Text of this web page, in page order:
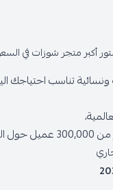
أكبر متجر شوزات في
تناسب احتياجك